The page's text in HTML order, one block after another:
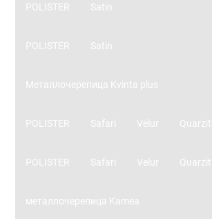
POLISTER
POLISTER
Satin
Satin
Металлочерепица Kvinta plus
POLISTER
POLISTER
Safari
Safari
Velur
Velur
Quarzit
Quarzit
металлочерепица Kamea